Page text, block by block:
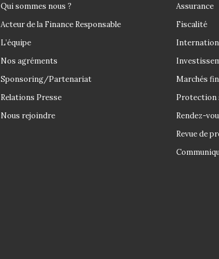
Qui sommes nous ?
Acteur de la Finance Responsable
L’équipe
Nos agréments
Sponsoring/Partenariat
Relations Presse
Nous rejoindre
Assurance
Fiscalité
Marchés
Protection
Rendez-
Revue de